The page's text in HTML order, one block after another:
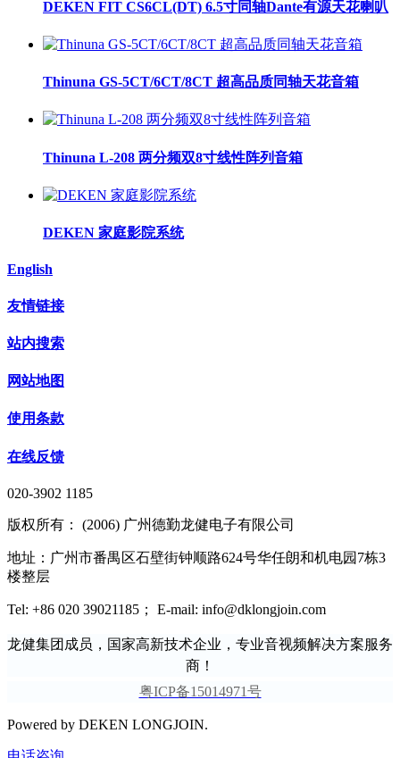
DEKEN FIT CS6CL(DT) 6.5寸同轴Dante有源天花喇叭
Thinuna GS-5CT/6CT/8CT 超高品质同轴天花音箱
Thinuna L-208 两分频双8寸线性阵列音箱
DEKEN 家庭影院系统
English
友情链接
站内搜索
网站地图
使用条款
在线反馈
020-3902 1185
版权所有： (2006) 广州德勤龙健电子有限公司
地址：广州市番禺区石壁街钟顺路624号华任朗和机电园7栋3
楼整层
Tel: +86 020 39021185； E-mail: info@dklongjoin.com
龙健集团成员，国家高新技术企业，专业音视频解决方案服务
商！
粤ICP备15014971号
Powered by DEKEN LONGJOIN.